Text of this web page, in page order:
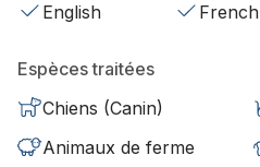
English
French
Espèces traitées
Chiens (Canin)
Animaux de ferme